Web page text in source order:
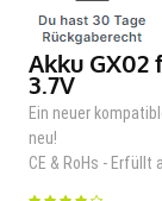
Akku GX02
3.7V
Ein neuer
neu!
CE & RoHs -